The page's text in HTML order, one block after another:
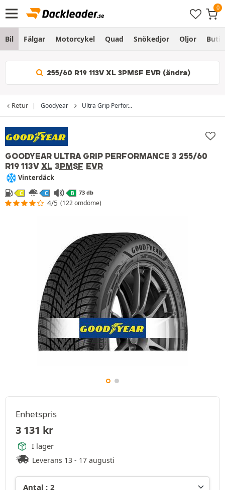
Bil Fälgar Motorcykel Quad Snökedjor Oljor Butik
255/60 R19 113V XL 3PMSF EVR (ändra)
Retur Goodyear Ultra Grip Perfor...
GOODYEAR ULTRA GRIP PERFORMANCE 3 255/60
R19 113V XL 3PMSF EVR
Vinterdäck
C C B 73 db
4/5 (122 omdöme)
Enhetspris
3 131 kr
I lager
Leverans 13 - 17 augusti